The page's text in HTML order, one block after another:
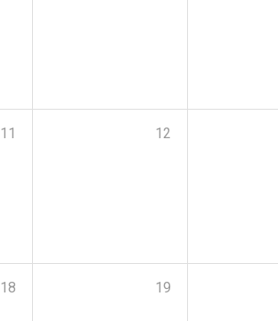
11 12
18 19